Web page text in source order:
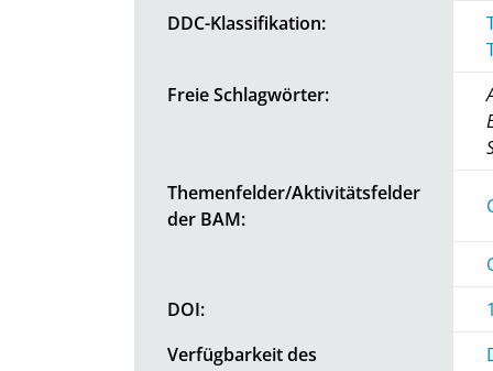
DDC-Klassifikation:
Freie Schlagwörter:
Themenfelder/Aktivitätsfelder
der BAM:
DOI:
Verfügbarkeit des